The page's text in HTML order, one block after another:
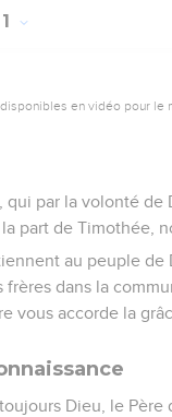
l'œuvre du
Dieu a tout créé
autorités et
lui.
choses, et c’est
leur place.
qui est l’Église ;
il est le Fils
d’être pleinement